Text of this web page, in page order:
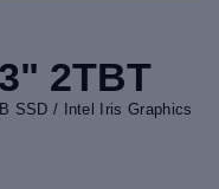
2TBT
SSD / Intel Iris Graphics